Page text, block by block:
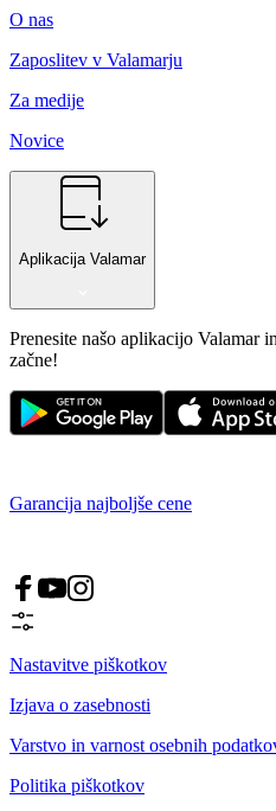
O nas
Zaposlitev v Valamarju
Za medije
Novice
Aplikacija Valamar
Prenesite našo aplikacijo Valamar
začne!
Garancija najboljše cene
Nastavitve piškotkov
Izjava o zasebnosti
Varstvo in varnost osebnih
Politika piškotkov